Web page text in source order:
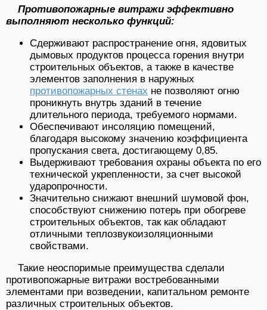
Противопожарные витражи эффективно
выполняют несколько функций:
Сдерживают распространение огня, ядовитых
дымовых продуктов процесса горения внутри
строительных объектов, а также в качестве
элементов заполнения в наружных
противопожарных стенах не позволяют огню
проникнуть внутрь зданий в течение
длительного периода, требуемого нормами.
Обеспечивают инсоляцию помещений,
благодаря высокому значению коэффициента
пропускания света, достигающему 0,85.
Выдерживают требования охраны объекта по его
технической укрепленности, за счет высокой
ударопрочности.
Значительно снижают внешний шумовой фон,
способствуют снижению потерь при обогреве
строительных объектов, так как обладают
отличными теплозвукоизоляционными
свойствами.
Такие неоспоримые преимущества сделали
противопожарные витражи востребованными
элементами при возведении, капитальном ремонте
различных строительных объектов.